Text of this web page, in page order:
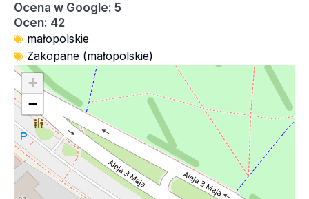
Ocena w Google: 5
Ocen: 42
małopolskie
Zakopane (małopolskie)
+
−